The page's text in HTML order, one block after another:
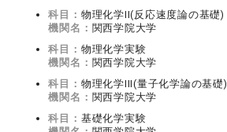
科目： 物理化学II(反応速度論の基礎)
機関名： 関西学院大学
科目： 物理化学実験
機関名： 関西学院大学
科目： 物理化学III(量子化学論の基礎)
機関名： 関西学院大学
科目： 基礎化学実験